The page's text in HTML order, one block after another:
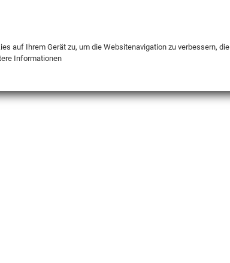
auf Ihrem Gerät zu, um die Websitenavigation zu verbessern, die
Informationen